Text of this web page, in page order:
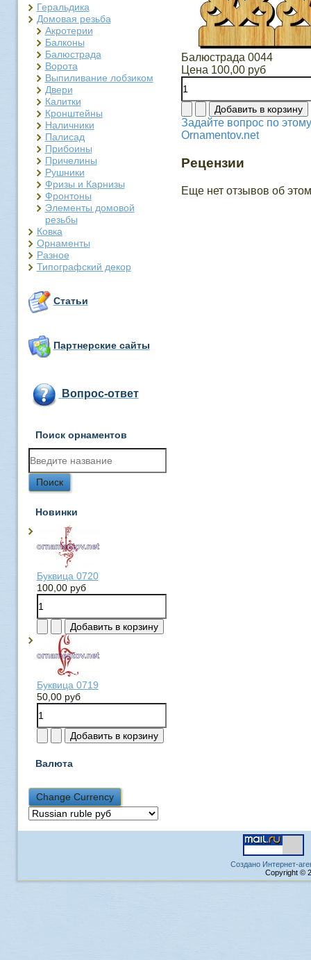
Геральдика
Домовая резьба
Акротерии
Балконы
Балюстрада
Ворота
Выпиливание лобзиком
Двери
Калитки
Кронштейны
Наличники
Палисад
Прибоины
Причелины
Рушники
Фризы и Карнизы
Фронтоны
Элементы домовой
резьбы
Ковка
Орнаменты
Разное
Типографский декор
Статьи
Партнерские сайты
Вопрос-ответ
Поиск орнаментов
Новинки
Буквица 0720
100,00 руб
Буквица 0719
50,00 руб
Валюта
Балюстрада 0044
Цена 100,00 руб
Задайте вопрос по
Ornamentov.net
Рецензии
Еще нет отзывов об
Создано Интернет-
Copyright ©